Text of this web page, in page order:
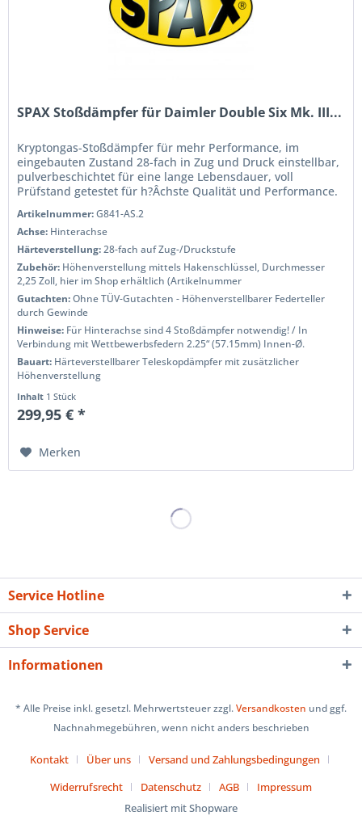
SPAX Stoßdämpfer für Daimler Double Six Mk. III...
Kryptongas-Stoßdämpfer für mehr Performance, im
eingebauten Zustand 28-fach in Zug und Druck einstellbar,
pulverbeschichtet für eine lange Lebensdauer, voll
Prüfstand getestet für h?Âchste Qualität und Performance.
Artikelnummer:G841-AS.2
Achse: Hinterachse
Härteverstellung:28-fach auf Zug-/Druckstufe
Zubehör: Höhenverstellung mittels Hakenschlüssel, Durchmesser
2,25 Zoll, hier im Shop erhältlich (Artikelnummer
Gutachten:Ohne TÜV-Gutachten - Höhenverstellbarer Federteller
durch Gewinde
Hinweise: Für Hinterachse sind 4 Stoßdämpfer notwendig! / In
Verbindung mit Wettbewerbsfedern 2.25“ (57.15mm) Innen-Ø.
Bauart: Härteverstellbarer Teleskopdämpfer mit zusätzlicher
Höhenverstellung
Inhalt 1 Stück
299,95 € *
Merken
Service Hotline
Shop Service
Informationen
* Alle Preise inkl. gesetzl. Mehrwertsteuer zzgl.Versandkosten und ggf.
Nachnahmegebühren, wenn nicht anders beschrieben
Kontakt Über uns
Versand und Zahlungsbedingungen
Widerrufsrecht
Datenschutz AGB
Impressum
Realisiert mit Shopware